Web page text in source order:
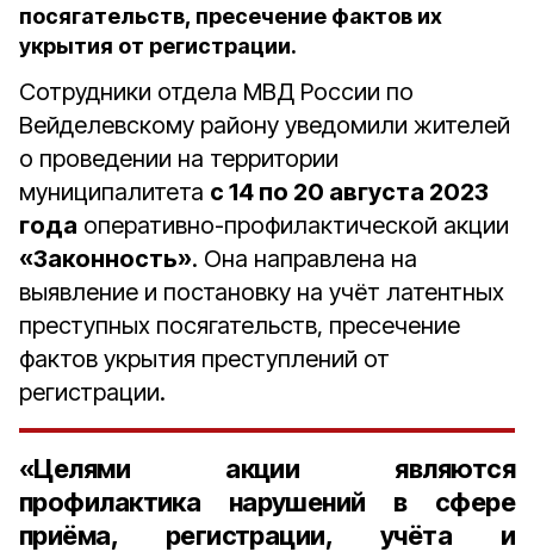
посягательств, пресечение фактов их
укрытия от регистрации.
Сотрудники отдела МВД России по
Вейделевскому району уведомили жителей
о проведении на территории
муниципалитета с 14 по 20 августа 2023
года оперативно-профилактической акции
«Законность». Она направлена на
выявление и постановку на учёт латентных
преступных посягательств, пресечение
фактов укрытия преступлений от
регистрации.
«Целями акции являются
профилактика нарушений в сфере
приёма, регистрации, учёта и